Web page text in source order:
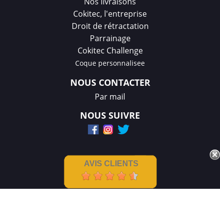
Cokitec, l'entreprise
Droit de rétractation
Parrainage
Cokitec Challenge
Coque personnalisee
NOUS CONTACTER
Par mail
NOUS SUIVRE
AVIS CLIENTS